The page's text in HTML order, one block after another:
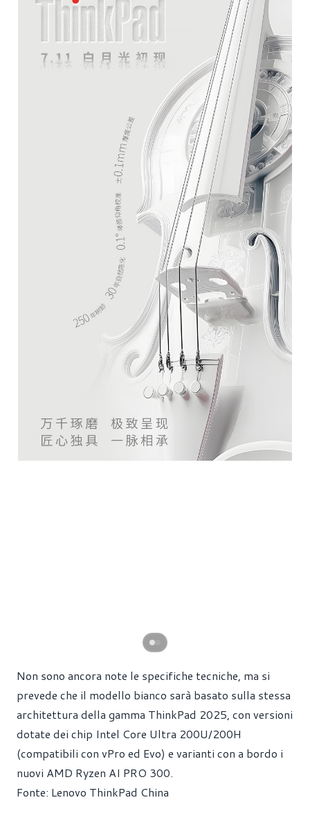
Non sono ancora note le specifiche tecniche, ma si
prevede che il modello bianco sarà basato sulla stessa
architettura della gamma ThinkPad 2025, con versioni
dotate dei chip Intel Core Ultra 200U/200H
(compatibili con vPro ed Evo) e varianti con a bordo i
nuovi AMD Ryzen AI PRO 300.
Fonte: Lenovo ThinkPad China